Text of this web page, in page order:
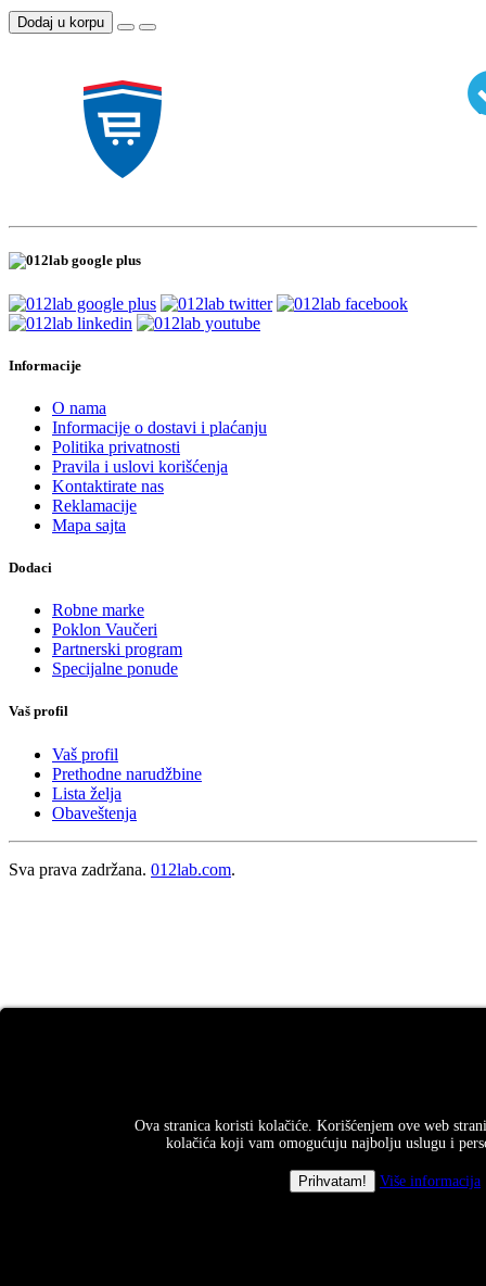
Ova stranica koristi kolačiće. Korišćenjem ove web
kolačića koji vam omogućuju najbolju uslugu i
Više informacija
Dodaj u korpu
Informacije
O nama
Informacije o dostavi i plaćanju
Politika privatnosti
Pravila i uslovi korišćenja
Kontaktirate nas
Reklamacije
Mapa sajta
Dodaci
Robne marke
Poklon Vaučeri
Partnerski program
Specijalne ponude
Vaš profil
Vaš profil
Prethodne narudžbine
Lista želja
Obaveštenja
Sva prava zadržana. 012lab.com.